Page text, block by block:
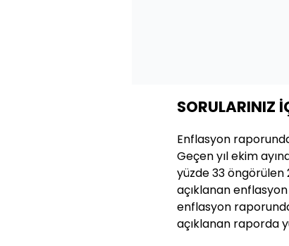
Enflasyon
Geçen yıl ekim
yüzde 33 öngörülen
açıklanan
enflasyon
açıklanan raporda